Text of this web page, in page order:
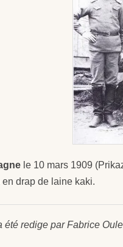
le 10 mars 1909
drap de laine kaki.
redige par Fabrice